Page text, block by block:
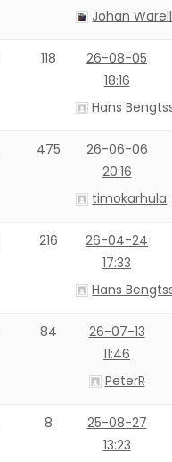
Johan Warell
118
26-08-05
18:16
Hans
475
26-06-06
20:16
timokarhula
216
26-04-24
17:33
Hans
84
26-07-13
11:46
PeterR
8
25-08-27
13:23